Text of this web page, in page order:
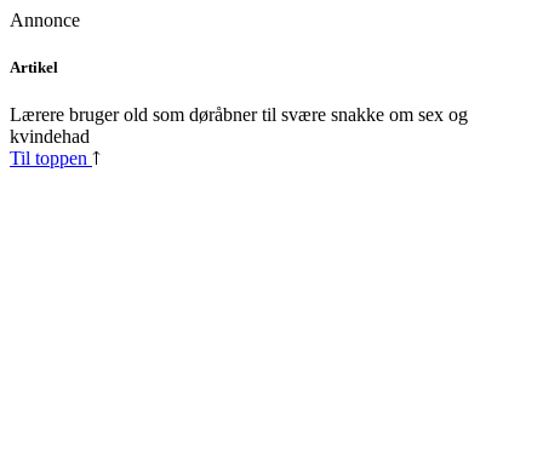
Annonce
Skip
content
Artikel
Lærere bruger old som døråbner til svære snakke om sex og
kvindehad
Til toppen